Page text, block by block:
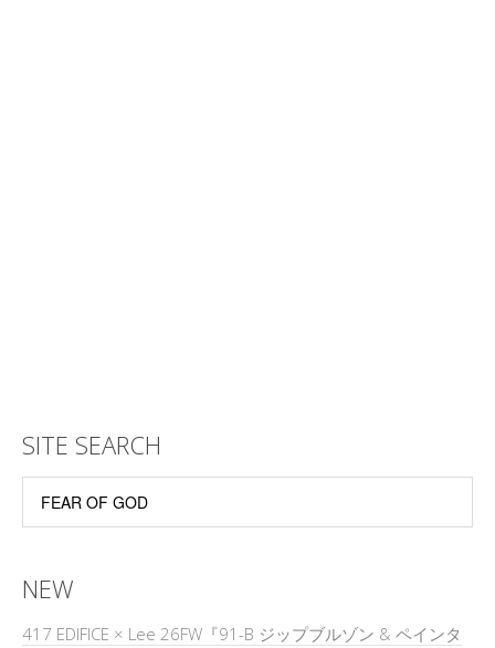
SITE SEARCH
NEW
417 EDIFICE × Lee 26FW『91-B ジップブルゾン & ペインタ